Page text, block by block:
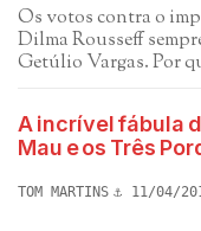
Os votos contra o
Dilma Rousseff
Getúlio Vargas. Por
A incrível fábula
Mau e os Três
TOM MARTINS 11/04/